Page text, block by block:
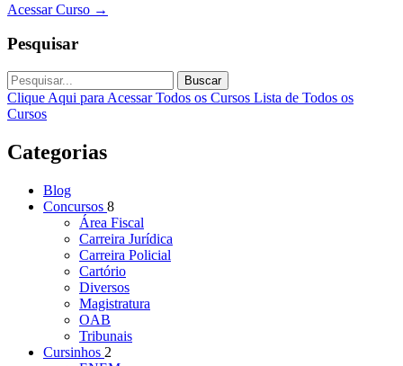
Acessar Curso →
Pesquisar
Buscar
Clique Aqui para Acessar Todos os Cursos Lista de Todos os
Cursos
Categorias
Blog
Concursos 8
Área Fiscal
Carreira Jurídica
Carreira Policial
Cartório
Diversos
Magistratura
OAB
Tribunais
Cursinhos 2